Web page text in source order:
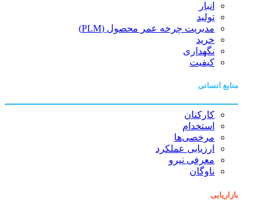
انبار
تولید
مدیریت چرخه عمر محصول (PLM)
خرید
نگهداری
کیفیت
منابع انسانی
کارکنان
استخدام
مرخصی‌ها
ارزیابی عملکرد
معرفی نیرو
ناوگان
بازاریابی